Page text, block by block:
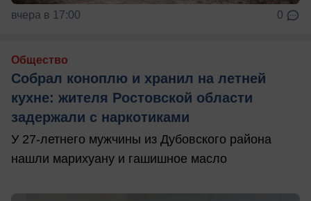
вчера в 17:00 0
Общество
Собрал коноплю и хранил на летней
кухне: жителя Ростовской области
задержали с наркотиками
У 27-летнего мужчины из Дубовского района
нашли марихуану и гашишное масло